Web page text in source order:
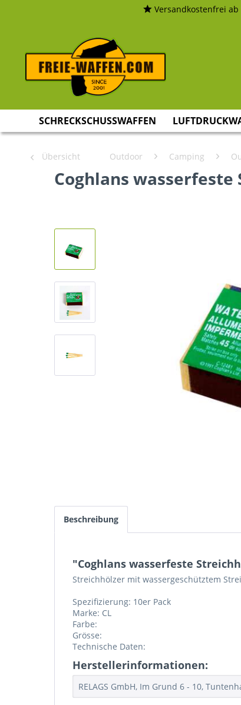
Versandkostenfrei
SCHRECKSCHUSSWAFFEN
Übersicht Outdoor Camping
Coghlans
Beschreibung
"Coghlans wasserfeste
Streichhölzer mit wassergeschütztem
Spezifizierung: 10er Pack
Marke: CL
Farbe:
Grösse:
Technische Daten:
Herstellerinformationen:
RELAGS GmbH, Im Grund 6 - 10,